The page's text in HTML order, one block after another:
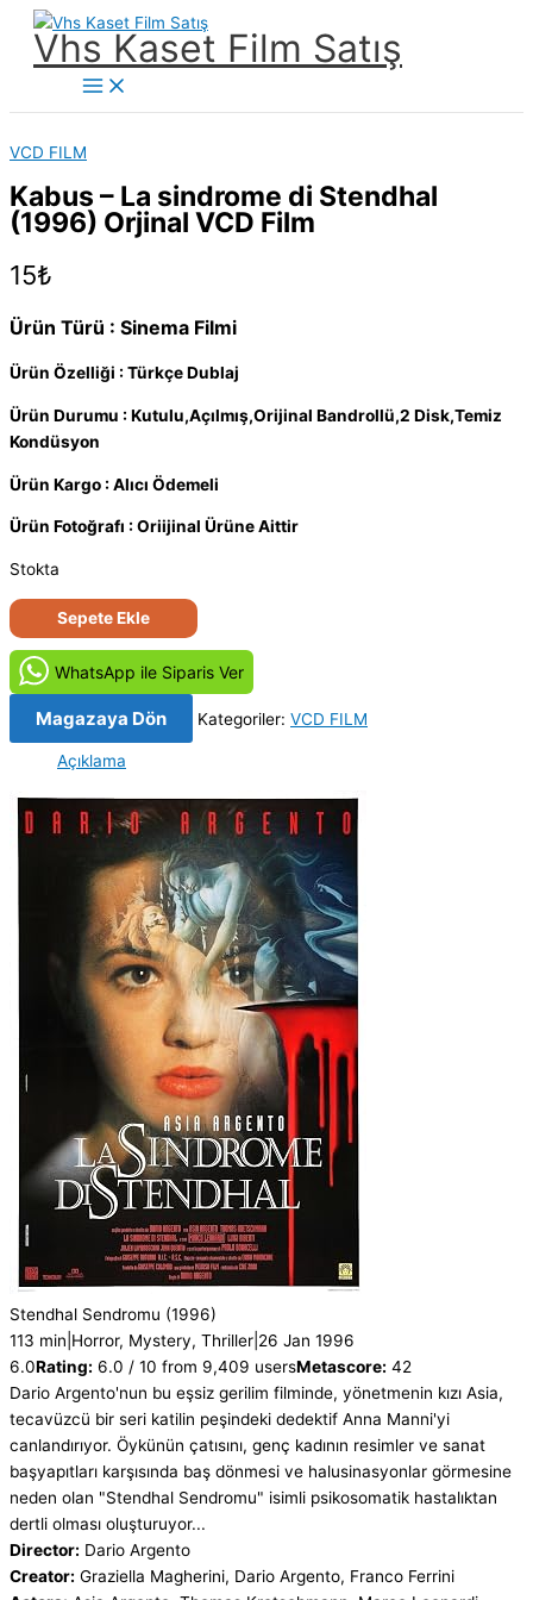
İçeriğe
Vhs Kaset Film Satış
Main
Menu
VCD FILM
Kabus – La sindrome di Stendhal
(1996) Orjinal VCD Film
15₺
Ürün Türü : Sinema Filmi
Ürün Özelliği : Türkçe Dublaj
Ürün Durumu : Kutulu,Açılmış,Orijinal Bandrollü,2 Disk,Temiz
Kondüsyon
Ürün Kargo : Alıcı Ödemeli
Ürün Fotoğrafı : Oriijinal Ürüne Aittir
Stokta
Kabus
-
La
sindrome
Stendhal
(1996)
Orjinal
VCD
Sepete Ekle
WhatsApp ile Siparis Ver
Magazaya Dön Kategoriler: VCD FILM
Açıklama
Stendhal Sendromu (1996)
113 min Horror, Mystery, Thriller 26 Jan 1996
6.0Rating: 6.0 / 10 from 9,409 usersMetascore: 42
Dario Argento'nun bu eşsiz gerilim filminde, yönetmenin kızı Asia,
tecavüzcü bir seri katilin peşindeki dedektif Anna Manni'yi
canlandırıyor. Öykünün çatısını, genç kadının resimler ve sanat
başyapıtları karşısında baş dönmesi ve halusinasyonlar görmesine
neden olan "Stendhal Sendromu" isimli psikosomatik hastalıktan
dertli olması oluşturuyor...
Director: Dario Argento
Creator: Graziella Magherini, Dario Argento, Franco Ferrini